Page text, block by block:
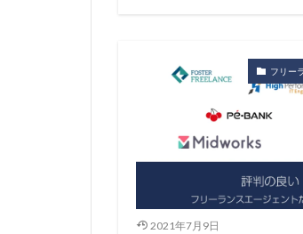
フリー
2021年7月9日